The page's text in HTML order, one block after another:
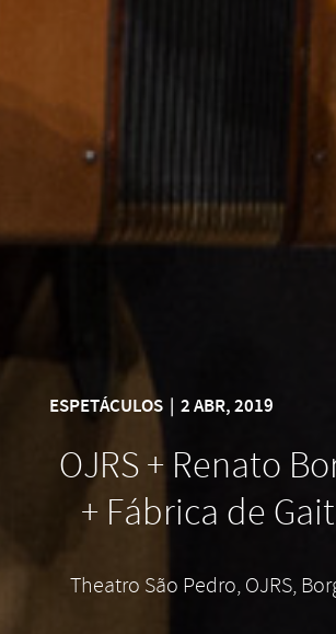
ESPETÁCULOS| 2 ABR, 2019
OJRS + Renato
+ Fábrica de
Theatro São Pedro, OJRS,